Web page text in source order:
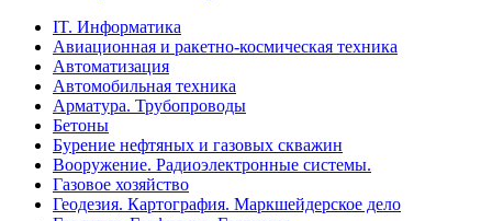
IT. Информатика
Авиационная и ракетно-космическая техника
Автоматизация
Автомобильная техника
Арматура. Трубопроводы
Бетоны
Бурение нефтяных и газовых скважин
Вооружение. Радиоэлектронные системы.
Газовое хозяйство
Геодезия. Картография. Маркшейдерское дело